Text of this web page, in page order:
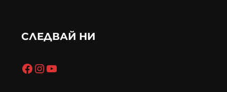
СЛЕДВАЙ НИ
Facebook
Instagram
YouTube